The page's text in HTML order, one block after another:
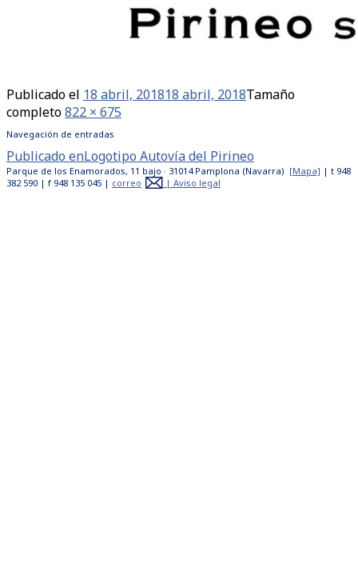
Publicado el 18 abril, 201818 abril, 2018Tamaño
completo822 × 675
Navegación de entradas
Publicado enLogotipo Autovía del Pirineo
Parque de los Enamorados, 11 bajo · 31014 Pamplona (Navarra) [Mapa] | t 948
382 590 | f 948 135 045 | correo | Aviso legal